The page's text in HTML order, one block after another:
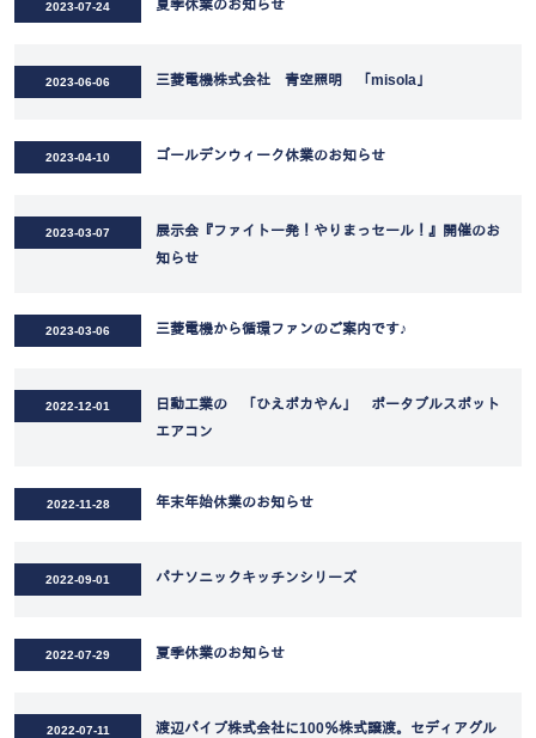
2023-07-24 夏季休業のお知らせ
2023-06-06 三菱電機株式会社 青空照明 「misola」
2023-04-10 ゴールデンウィーク休業のお知らせ
2023-03-07
展示会『ファイト一発！やりまっセール！』開催のお
知らせ
2023-03-06 三菱電機から循環ファンのご案内です♪
2022-12-01
日動工業の 「ひえポカやん」 ポータブルスポット
エアコン
2022-11-28 年末年始休業のお知らせ
2022-09-01 パナソニックキッチンシリーズ
2022-07-29 夏季休業のお知らせ
2022-07-11
渡辺パイプ株式会社に100％株式譲渡。セディアグル